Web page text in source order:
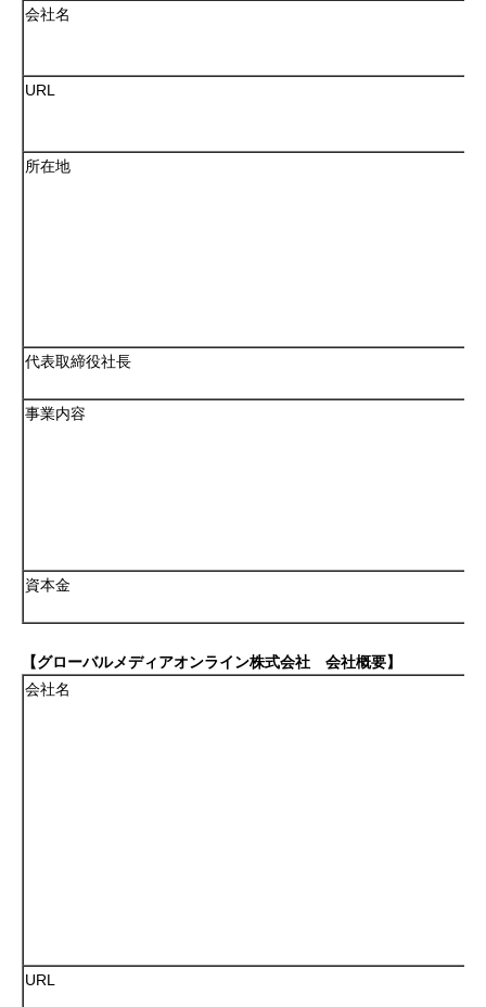
会社名
URL
所在地
代表取締役社長
事業内容
資本金
【グローバルメディアオンライン株式会社 会社概要】
会社名
URL